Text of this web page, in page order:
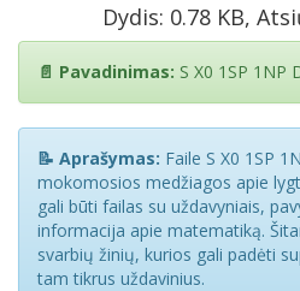
Dydis: 0.78 KB,
📄 Pavadinimas: S X0 1SP 1NP
📝 Aprašymas: Faile S X0 1SP
mokomosios medžiagos apie
gali būti failas su uždavyniais,
informacija apie matematiką.
svarbių žinių, kurios gali padėti
tam tikrus uždavinius.